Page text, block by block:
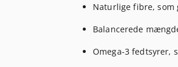
Naturlige fibre, som
Balancerede
Omega-3 fedtsyrer,